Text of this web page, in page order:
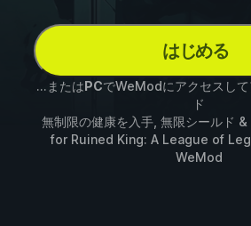
はじめる
...またはPCでWeModにアクセスし
ド
無制限の健康を入手, 無限シールド &
for Ruined King: A League of
WeMod